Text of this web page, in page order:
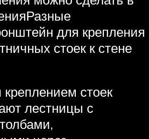
для крепления
стоек к стене
стоек
лестницы с